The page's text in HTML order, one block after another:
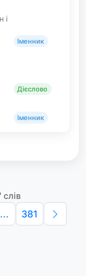
і
Іменник
Дієслово
Іменник
... 381